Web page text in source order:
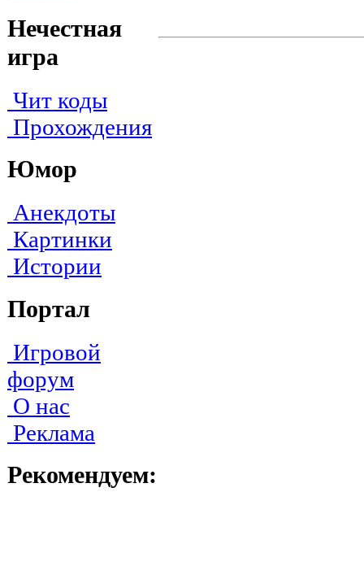
Нечестная
игра
Чит коды
Прохождения
Юмор
Анекдоты
Картинки
Истории
Портал
Игровой
форум
О нас
Реклама
Рекомендуем: